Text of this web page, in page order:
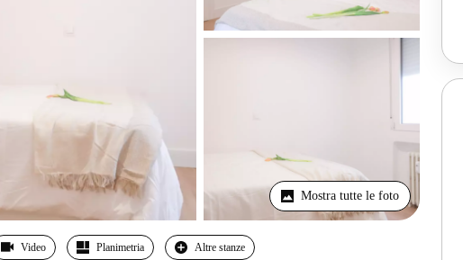
Mostra tutte le foto
Video Planimetria Altre stanze